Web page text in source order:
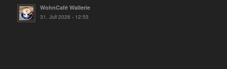
WohnCafé Wallerie
31. Juli 2026 - 12:55